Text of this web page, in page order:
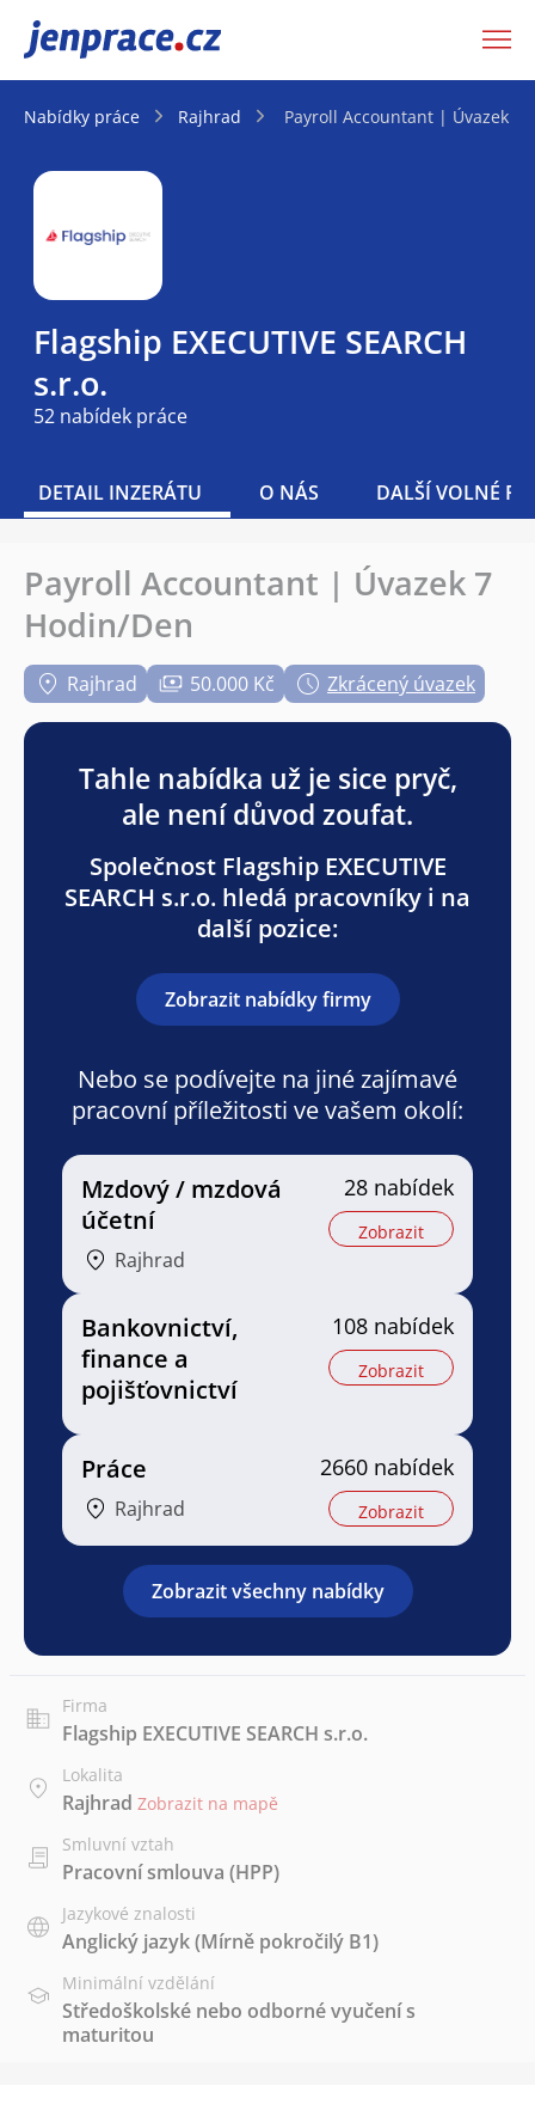
JenPráce.cz
Nabídky práce Rajhrad Payroll Accountant | Úvazek 7
Flagship EXECUTIVE SEARCH
s.r.o.
52 nabídek práce
DETAIL INZERÁTU O NÁS DALŠÍ VOLNÉ
Payroll Accountant | Úvazek 7
Hodin/Den
Rajhrad 50.000 Kč Zkrácený úvazek
Tahle nabídka už je sice pryč,
ale není důvod zoufat.
Společnost Flagship EXECUTIVE
SEARCH s.r.o. hledá pracovníky i na
další pozice:
Zobrazit nabídky firmy
Nebo se podívejte na jiné zajímavé
pracovní příležitosti ve vašem okolí:
Mzdový / mzdová
účetní
Rajhrad
28 nabídek
Zobrazit
Bankovnictví,
finance a
pojišťovnictví
108 nabídek
Zobrazit
Práce
Rajhrad
2660 nabídek
Zobrazit
Zobrazit všechny nabídky
Firma
Flagship EXECUTIVE SEARCH s.r.o.
Lokalita
Rajhrad Zobrazit na mapě
Smluvní vztah
Pracovní smlouva (HPP)
Jazykové znalosti
Anglický jazyk(Mírně pokročilý B1)
Minimální vzdělání
Středoškolské nebo odborné vyučení s
maturitou